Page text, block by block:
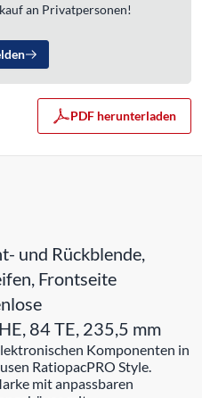
an Privatpersonen!
PDF herunterladen
und Rückblende,
Frontseite
84 TE, 235,5 mm
Komponenten in
RatiopacPRO Style.
mit anpassbaren